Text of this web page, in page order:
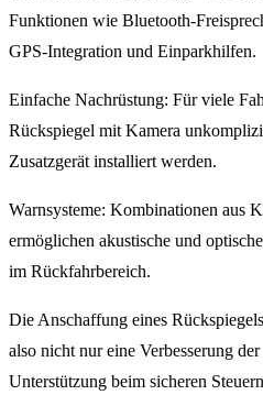
Funktionen wie Bluetooth-
GPS-Integration und Einparkhilfen.
Einfache Nachrüstung: Für viele
Rückspiegel mit Kamera
Zusatzgerät installiert werden.
Warnsysteme: Kombinationen aus
ermöglichen akustische und
im Rückfahrbereich.
Die Anschaffung eines
also nicht nur eine Verbesserung
Unterstützung beim sicheren